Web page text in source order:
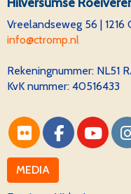
Vreelandseweg 56 | 1216
ofni@ctromp.nl
Rekeningnummer: NL51
KvK nummer: 40516433
MEDIA